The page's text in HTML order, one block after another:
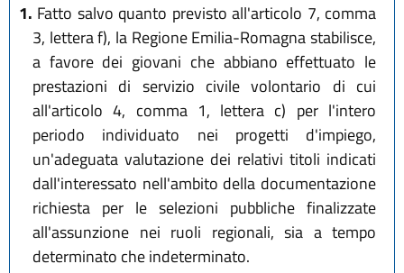
1. Fatto salvo quanto previsto all'articolo 7, comma
3, lettera f), la Regione Emilia-Romagna stabilisce,
a favore dei giovani che abbiano effettuato le
prestazioni di servizio civile volontario di cui
all'articolo 4, comma 1, lettera c) per l'intero
periodo individuato nei progetti d'impiego,
un'adeguata valutazione dei relativi titoli indicati
dall'interessato nell'ambito della documentazione
richiesta per le selezioni pubbliche finalizzate
all'assunzione nei ruoli regionali, sia a tempo
determinato che indeterminato.